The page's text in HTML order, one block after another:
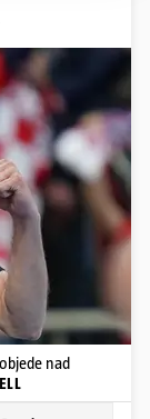
nad